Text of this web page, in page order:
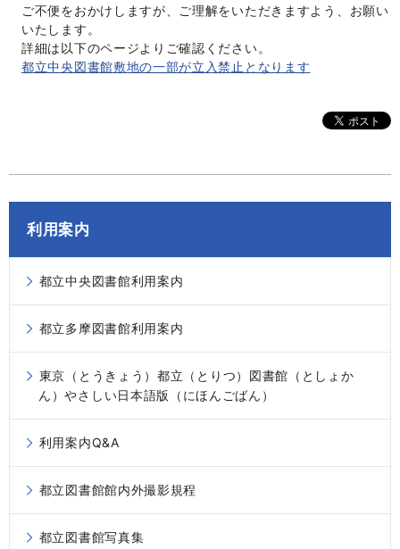
ご不便をおかけしますが、ご理解をいただきますよう、お願い
いたします。
詳細は以下のページよりご確認ください。
都立中央図書館敷地の一部が立入禁止となります
利用案内
都立中央図書館利用案内
都立多摩図書館利用案内
東京（とうきょう）都立（とりつ）図書館（としょか
ん）やさしい日本語版（にほんごばん）
利用案内Q&A
都立図書館館内外撮影規程
都立図書館写真集